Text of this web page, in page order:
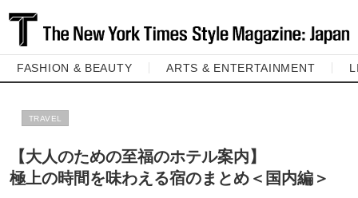
FASHION & BEAUTY ARTS & ENTERTAINMENT
TRAVEL
【大人のための至福のホテル案内】
極上の時間を味わえる宿のまとめ＜国内編＞